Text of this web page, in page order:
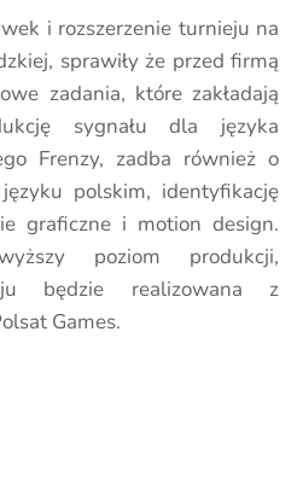
i rozszerzenie turnieju na
sprawiły że przed firmą
zadania, które zakładają
sygnału dla języka
Frenzy, zadba również o
polskim, identyfikację
graficzne i motion design.
poziom produkcji,
będzie realizowana z
Games.